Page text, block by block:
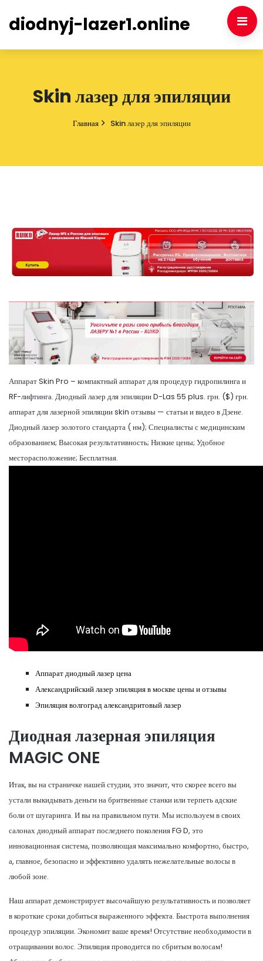
diodnyj-lazer1.online
Skin лазер для эпиляции
Главная Skin лазер для эпиляции
Аппарат Skin Pro – компактный аппарат для процедур гидропилинга и
RF-лифтинга. Диодный лазер для эпиляции D-Las 55 plus. грн. ($) грн.
аппарат для лазерной эпиляции skin отзывы — статьи и видео в Дзене.
Диодный лазер золотого стандарта ( нм); Специалисты с медицинским
образованием; Высокая результативность; Низкие цены; Удобное
месторасположение; Бесплатная.
Аппарат диодный лазер цена
Александрийский лазер эпиляция в москве цены и отзывы
Эпиляция волгоград александритовый лазер
Диодная лазерная эпиляция
MAGIC ONE
Итак, вы на страничке нашей студии, это значит, что скорее всего вы
устали выкидывать деньги на бритвенные станки или терпеть адские
боли от шугаринга. И вы на правильном пути. Мы используем в своих
салонах диодный аппарат последнего поколения FG D, это
инновационная система, позволяющая максимально комфортно, быстро,
а, главное, безопасно и эффективно удалять нежелательные волосы в
любой зоне.
Наш аппарат демонстрирует высочайшую результативность и позволяет
в короткие сроки добиться выраженного эффекта. Быстрота выполнения
процедур эпиляции. Экономит ваше время! Отсутствие необходимости в
отращивании волос. Эпиляция проводится по сбритым волосам!